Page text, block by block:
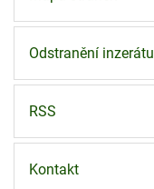
Odstranění inzerátu
RSS
Kontakt